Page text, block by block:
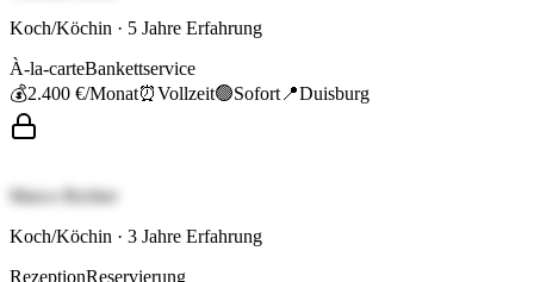
Koch/Köchin · 5 Jahre Erfahrung
À-la-carteBankettservice
💰2.400 €/Monat⏰Vollzeit🟢Sofort 📍Duisburg
Marco Richter
Koch/Köchin · 3 Jahre Erfahrung
RezeptionReservierung